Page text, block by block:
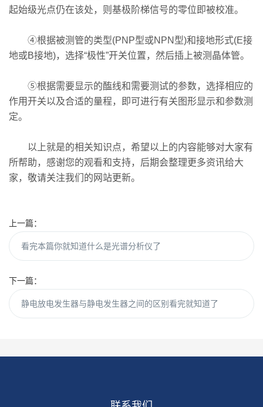
起始级光点仍在该处，则基极阶梯信号的零位即被校准。
④根据被测管的类型(PNP型或NPN型)和接地形式(E接
地或B接地)，选择“极性”开关位置，然后插上被测晶体管。
⑤根据需要显示的醢线和需要测试的参数，选择相应的
作用开关以及合适的量程，即可进行有关图形显示和参数测
定。
以上就是的相关知识点，希望以上的内容能够对大家有
所帮助，感谢您的观看和支持，后期会整理更多资讯给大
家，敬请关注我们的网站更新。
上一篇：
看完本篇你就知道什么是光谱分析仪了
下一篇：
静电放电发生器与静电发生器之间的区别看完就知道了